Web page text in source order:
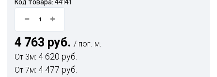
Код товара: 44141
4 763 руб. / пог. м.
От 3м: 4 620 руб.
От 7м: 4 477 руб.